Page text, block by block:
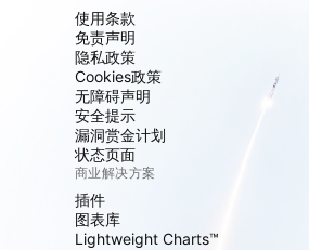
使用条款
免责声明
隐私政策
Cookies政策
无障碍声明
安全提示
漏洞赏金计划
状态页面
商业解决方案
插件
图表库
Lightweight Charts™